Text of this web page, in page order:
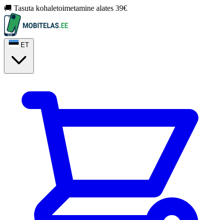
🚚 Tasuta kohaletoimetamine alates 39€
ET